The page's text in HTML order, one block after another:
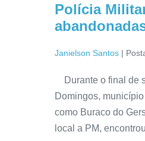
Polícia
Janielson Santos |
Durante o final de
Domingos,
como Buraco do
local a PM,